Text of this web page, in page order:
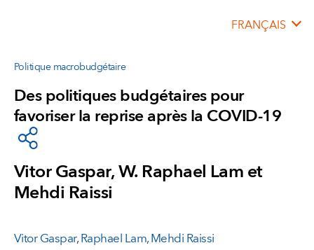
FRANÇAIS
Politique macrobudgétaire
Des politiques budgétaires pour
favoriser la reprise après la COVID-19
Vitor Gaspar, W. Raphael Lam et
Mehdi Raissi
Vitor Gaspar,Raphael Lam,Mehdi Raissi